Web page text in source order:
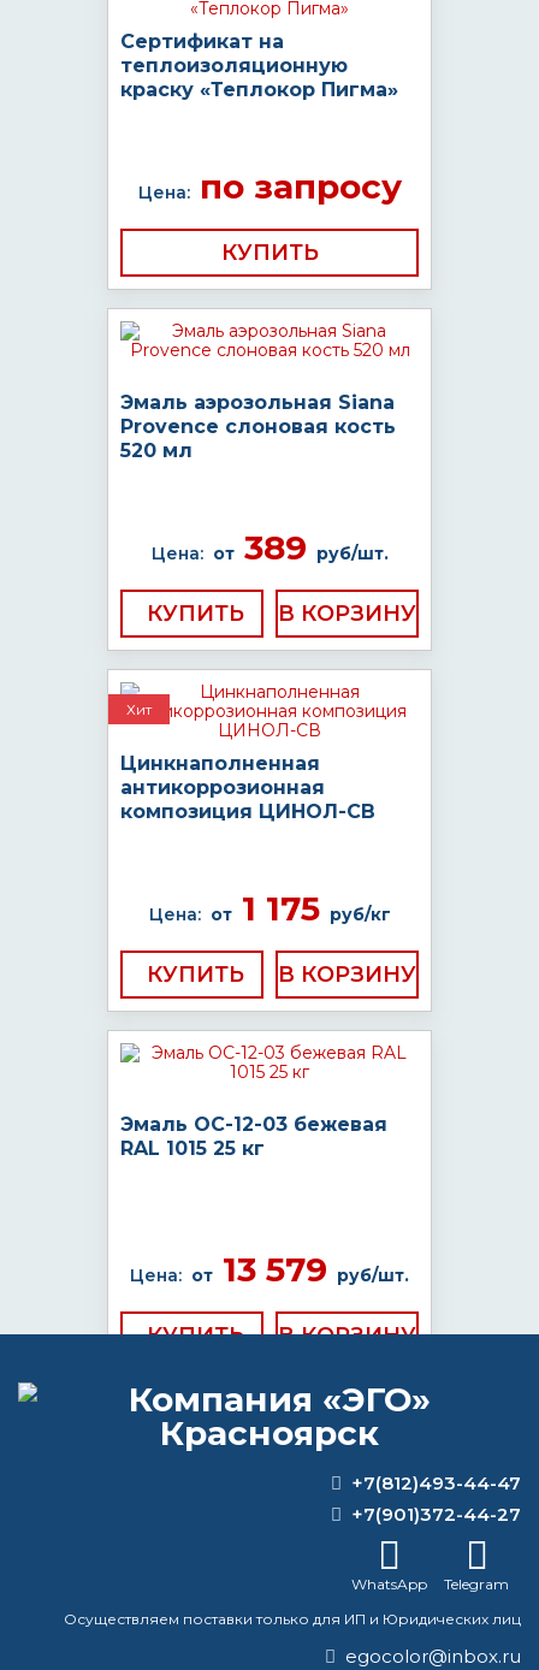
Сертификат на
теплоизоляционную
краску «Теплокор Пигма»
Цена:по запросу
КУПИТЬ
Эмаль аэрозольная Siana
Provence слоновая кость
520 мл
Цена: от389 руб/шт.
КУПИТЬ
Хит
Цинкнаполненная
антикоррозионная
композиция ЦИНОЛ-СВ
Цена: от1 175 руб/кг
КУПИТЬ
Эмаль ОС-12-03 бежевая
RAL 1015 25 кг
Цена: от 13 579 руб/шт.
КУПИТЬ
ВОПРОС-ОТВЕТ
Чем отличается краска по металлу от
+7(812)493-44-47
+7(901)372-44-27
WhatsApp
Telegram
Осуществляем поставки только для ИП и Юридических лиц
egocolor@inbox.ru